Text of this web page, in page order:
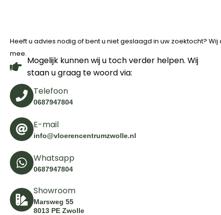
Heeft u advies nodig of bent u niet geslaagd in uw zoektocht?
mee.
Mogelijk kunnen wij u toch verder helpen. Wij
staan u graag te woord via:
Telefoon
0687947804
E-mail
info@vloerencentrumzwolle.nl
Whatsapp
0687947804
Showroom
Marsweg 55
8013 PE Zwolle